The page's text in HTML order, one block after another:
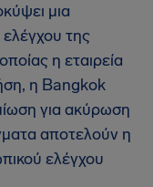
μια
της
η εταιρεία
η Bangkok
για ακύρωση
αποτελούν η
ελέγχου